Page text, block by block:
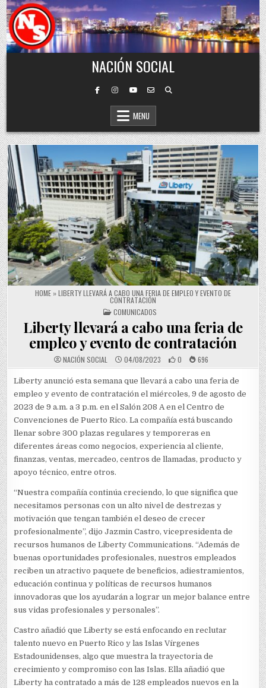
Skip to content
NACIÓN SOCIAL
MENU
HOME »LIBERTY LLEVARÁ A CABO UNA FERIA DE EMPLEO Y EVENTO DE
CONTRATACIÓN
POSTED IN
COMUNICADOS
Liberty llevará a cabo una feria de
empleo y evento de contratación
NACIÓN SOCIAL 04/08/2023 0 696
Liberty anunció esta semana que llevará a cabo una feria de
empleo y evento de contratación el miércoles, 9 de agosto de
2023 de 9 a.m. a 3 p.m. en el Salón 208 A en el Centro de
Convenciones de Puerto Rico. La compañía está buscando
llenar sobre 300 plazas regulares y temporeras en
diferentes áreas como negocios, experiencia al cliente,
finanzas, ventas, mercadeo, centros de llamadas, producto y
apoyo técnico, entre otros.
“Nuestra compañía continúa creciendo, lo que significa que
necesitamos personas con un alto nivel de destrezas y
motivación que tengan también el deseo de crecer
profesionalmente”, dijo Jazmin Castro, vicepresidenta de
recursos humanos de Liberty Communications. “Además de
buenas oportunidades profesionales, nuestros empleados
reciben un atractivo paquete de beneficios, adiestramientos,
educación continua y políticas de recursos humanos
innovadoras que los ayudarán a lograr un mejor balance entre
sus vidas profesionales y personales”.
Castro añadió que Liberty se está enfocando en reclutar
talento nuevo en Puerto Rico y las Islas Vírgenes
Estadounidenses, algo que muestra la trayectoria de
crecimiento y compromiso con las Islas. Ella añadió que
Liberty ha contratado a más de 128 empleados nuevos en la